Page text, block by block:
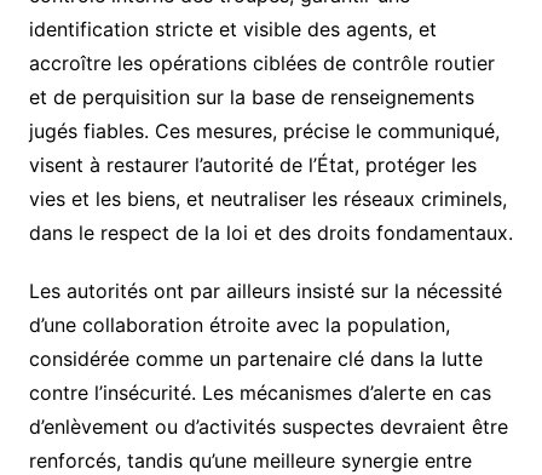
identification stricte et visible des agents, et
accroître les opérations ciblées de contrôle routier
et de perquisition sur la base de renseignements
jugés fiables. Ces mesures, précise le communiqué,
visent à restaurer l’autorité de l’État, protéger les
vies et les biens, et neutraliser les réseaux criminels,
dans le respect de la loi et des droits fondamentaux.
Les autorités ont par ailleurs insisté sur la nécessité
d’une collaboration étroite avec la population,
considérée comme un partenaire clé dans la lutte
contre l’insécurité. Les mécanismes d’alerte en cas
d’enlèvement ou d’activités suspectes devraient être
renforcés, tandis qu’une meilleure synergie entre